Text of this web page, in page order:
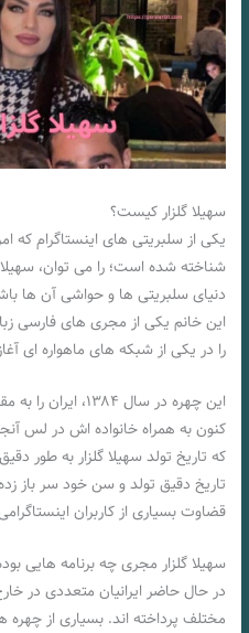
سهیلا گلزار کیست؟
یکی از سلبریتی های اینستاگرام که
شناخته شده است؛ را می توان، سهیلا
دنیای سلبریتی ها و حواشی آن ها
این خانم یکی از مجری های فارسی
را در یکی از شبکه های ماهواره ای
این چهره در سال
کنون به همراه خانواده اش در لس
که تاریخ تولد سهیلا گلزار به طور
تاریخ دقیق تولد و سن خود سر باز
قضاوت بسیاری از کاربران
سهیلا گلزار مجری چه برنامه هایی
در حال حاضر ایرانیان متعددی در
مختلف پرداخته اند. بسیاری از